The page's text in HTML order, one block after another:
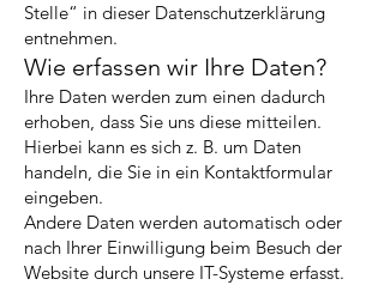
Stelle“ in dieser Datenschutzerklärung
entnehmen.
Wie erfassen wir Ihre Daten?
Ihre Daten werden zum einen dadurch
erhoben, dass Sie uns diese mitteilen.
Hierbei kann es sich z. B. um Daten
handeln, die Sie in ein Kontaktformular
eingeben.
Andere Daten werden automatisch oder
nach Ihrer Einwilligung beim Besuch der
Website durch unsere IT-Systeme erfasst.